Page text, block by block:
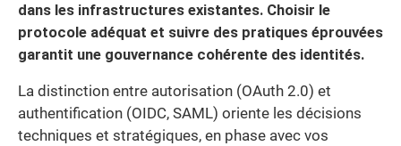
dans les infrastructures existantes. Choisir le
protocole adéquat et suivre des pratiques éprouvées
garantit une gouvernance cohérente des identités.
La distinction entre autorisation (OAuth 2.0) et
authentification (OIDC, SAML) oriente les décisions
techniques et stratégiques, en phase avec vos